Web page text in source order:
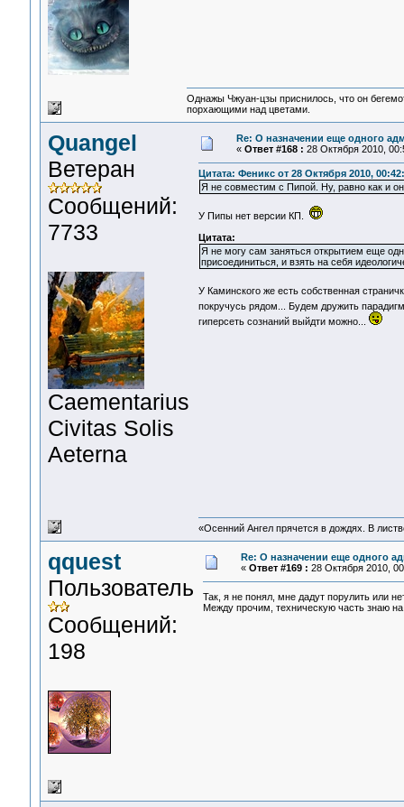
Однажы Чжуан-цзы приснилось, что он
порхающими над цветами.
Quangel
Ветеран
Сообщений:
7733
Сaementarius
Civitas Solis
Aeterna
Re: О назначении еще одного
« Ответ #168 : 28 Октября 2010,
Цитата: Феникс от 28 Октября 2010,
Я не совместим с Пипой. Ну, равно как и
У Пипы нет версии КП.
Цитата:
Я не могу сам заняться открытием еще
присоединиться, и взять на себя
У Каминского же есть собственная
покручусь рядом... Будем дружить
гиперсеть сознаний выйдти можно...
«Осенний Ангел прячется в дождях. В
qquest
Пользователь
Сообщений:
198
Re: О назначении еще одного
« Ответ #169 : 28 Октября 2010,
Так, я не понял, мне дадут порулить или
Между прочим, техническую часть знаю на